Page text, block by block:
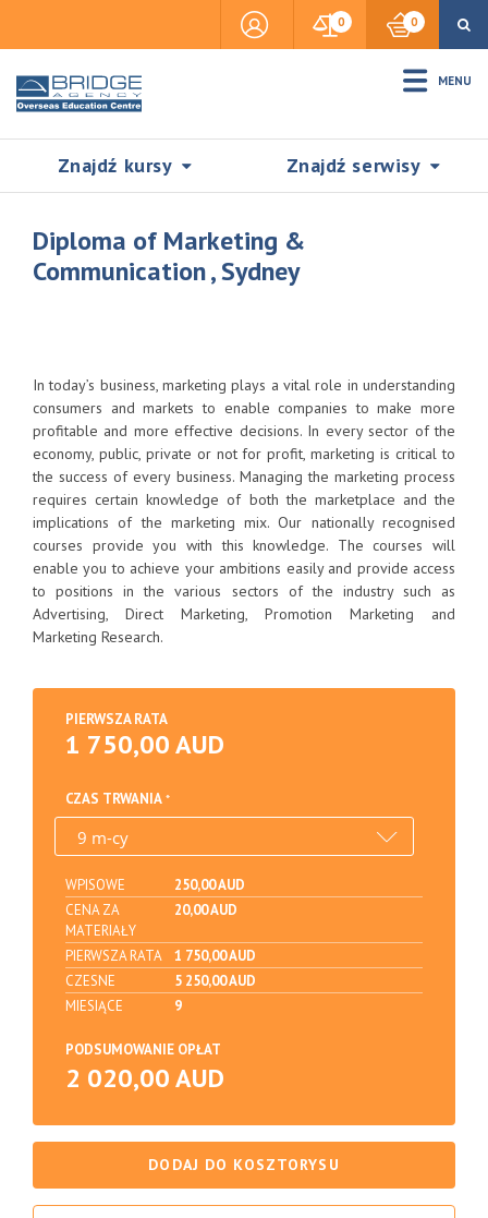
0 0
MENU
Znajdź kursy Znajdź serwisy
SZUKAJ
Visas & Legal Stay
Diploma of Marketing &
Communication , Sydney
In today’s business, marketing plays a vital role in understanding
consumers and markets to enable companies to make more
profitable and more effective decisions. In every sector of the
economy, public, private or not for profit, marketing is critical to
the success of every business. Managing the marketing process
requires certain knowledge of both the marketplace and the
implications of the marketing mix. Our nationally recognised
courses provide you with this knowledge. The courses will
enable you to achieve your ambitions easily and provide access
to positions in the various sectors of the industry such as
Advertising, Direct Marketing, Promotion Marketing and
Marketing Research.
PIERWSZA RATA
1 750,00 AUD
CZAS TRWANIA
WPISOWE
250,00 AUD
CENA ZA
MATERIAŁY
20,00 AUD
PIERWSZA RATA
1 750,00 AUD
CZESNE
5 250,00 AUD
MIESIĄCE
9
PODSUMOWANIE OPŁAT
2 020,00 AUD
DODAJ DO KOSZTORYSU